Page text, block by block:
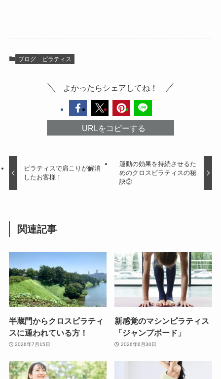
ブログ ピラティス
よかったらシェアしてね！
URLをコピーする
ピラティスで肩こりが解消
したお客様！
運動の効果を持続させるた
めのクロスピラティスの秘
訣②
関連記事
半蔵門からクロスピラティ
スに通われている方！
2026年7月15日
新感覚のマシンピラティス
「ジャンプボード」
2026年6月30日